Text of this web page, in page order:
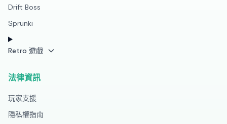
Drift Boss
Sprunki
Retro 遊戲
法律資訊
玩家支援
隱私權指南